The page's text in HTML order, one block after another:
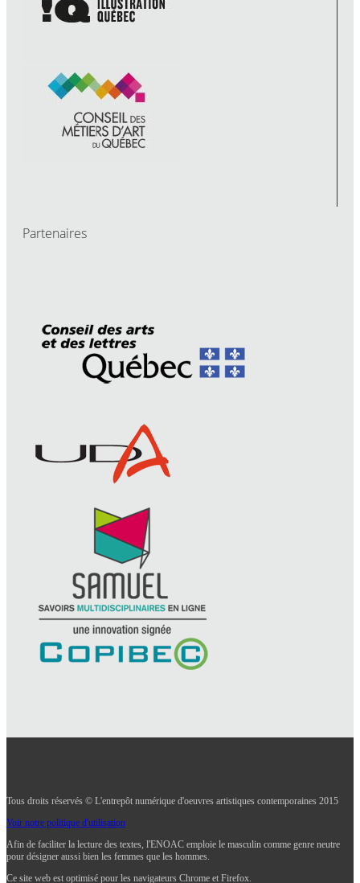
Partenaires
Tous droits réservés © L'entrepôt numérique d'oeuvres artistiques contemporaines 2015
Voir notre politique d'utilisation
Afin de faciliter la lecture des textes, l'ENOAC emploie le masculin comme genre neutre
pour désigner aussi bien les femmes que les hommes.
Ce site web est optimisé pour les navigateurs Chrome et Firefox.